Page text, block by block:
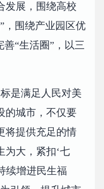
发展，围绕高校
，围绕产业园区优
善“生活圈”，以三
是满足人民对美
的城市，不仅要
将提供充足的情
为大，紧扣‘七
续增进民生福